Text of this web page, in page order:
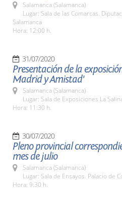
Salamanca (Salamanca)
Lugar: Sala de las Comarcas.
Salamanca
Hora: 12:00 h.
31/07/2020
Presentación de la
Madrid y Amistad'
Salamanca (Salamanca)
Lugar: Sala de Exposiciones La
Hora: 11:30 h.
30/07/2020
Pleno provincial
mes de julio
Salamanca (Salamanca)
Lugar: Sala de Ensayos. Palacio de
Hora: 9:30 h.